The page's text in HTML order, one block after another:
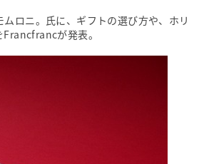
ロニ。氏に、ギフトの選び方や、ホリ
が発表。